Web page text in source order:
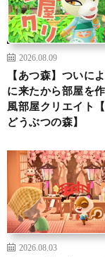
2026.08.09
【あつ森】ついに
に来たから部屋を
風部屋クリエイト
どうぶつの森】
2026.08.03